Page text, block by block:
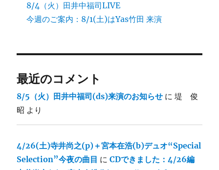
8/4（火）田井中福司LIVE
今週のご案内：8/1(土)はYas竹田 来演
最近のコメント
8/5（火）田井中福司(ds)来演のお知らせ に堤 俊
昭 より
4/26(土)寺井尚之(p)＋宮本在浩(b)デュオ“Special
Selection”今夜の曲目 にCDできました：4/26編